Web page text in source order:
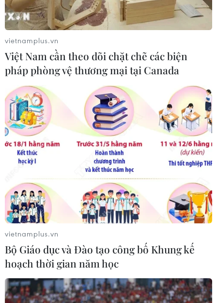
0,33 điểm trong phiên giao dịch ngày 28/6.
vietnamplus.vn
Việt Nam cần theo dõi chặt chẽ các biện
pháp phòng vệ thương mại tại Canada
vietnamplus.vn
Bộ Giáo dục và Đào tạo công bố Khung kế
hoạch thời gian năm học